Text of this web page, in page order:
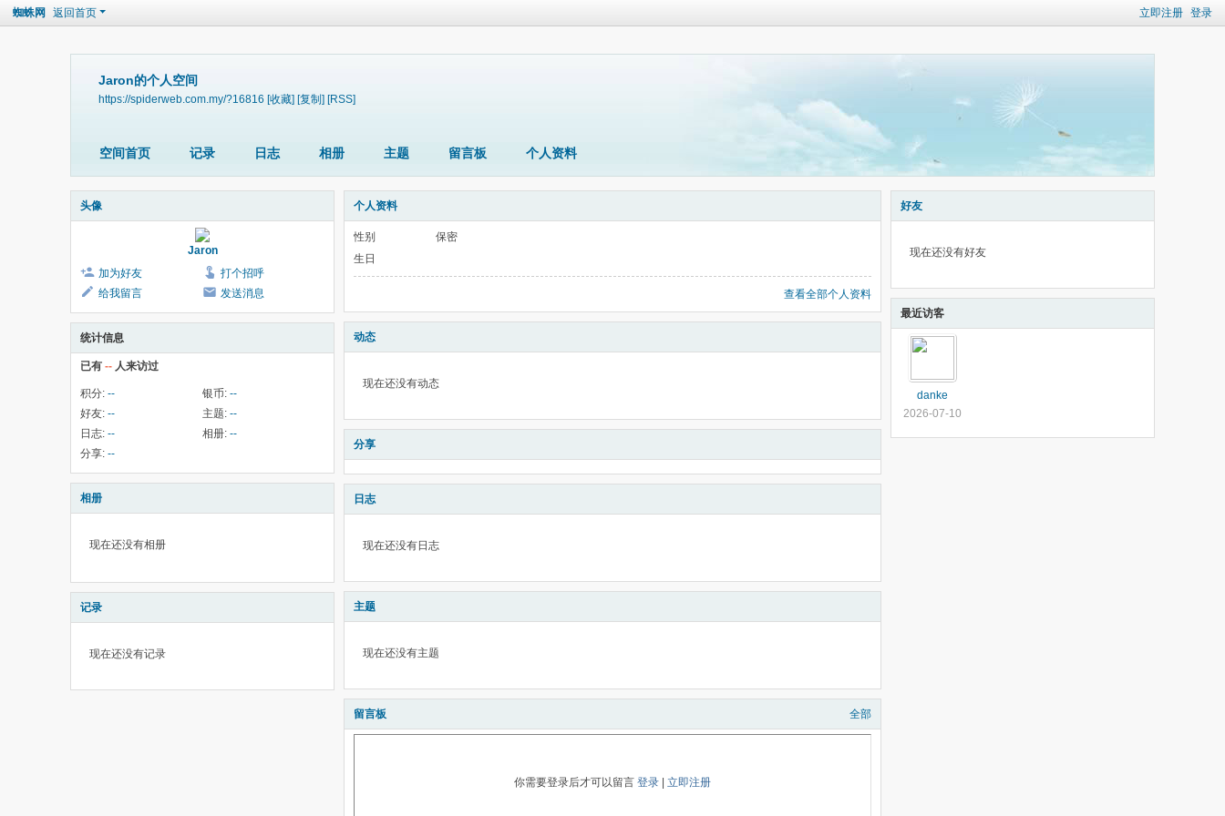
立即注册 登录
蜘蛛网 返回首页
Jaron的个人空间
https://spiderweb.com.my/?16816 [收藏] [复制] [RSS]
空间首页 记录 日志 相册 主题 留言板 个人资料
头像
Jaron
加为好友
打个招呼
给我留言
发送消息
统计信息
已有 -- 人来访过
积分: -- 银币: --
好友: -- 主题: --
日志: -- 相册: --
分享: --
相册
现在还没有相册
记录
现在还没有记录
个人资料
性别
保密
生日
查看全部个人资料
动态
现在还没有动态
分享
日志
现在还没有日志
主题
现在还没有主题
留言板 全部
你需要登录后才可以留言 登录 立即注册
好友
现在还没有好友
最近访客
danke
2026-07-10